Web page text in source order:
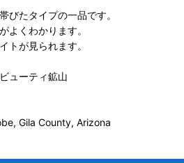
びたタイプの一品です。
よくわかります。
トが見られます。
ューティ鉱山
Gila County, Arizona